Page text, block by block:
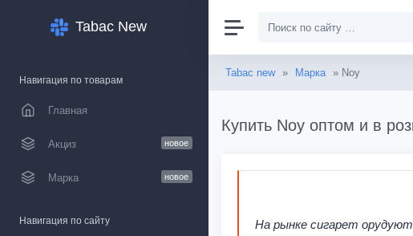
Tabac New
Навигация по товарам
Главная
Акциз новое
Марка новое
Навигация по сайту
Tabac new » Марка » Noy
Купить Noy оптом и в
На рынке сигарет